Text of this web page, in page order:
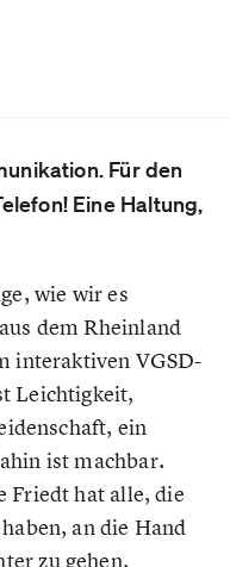
Für den
Eine Haltung,
wie wir es
dem Rheinland
interaktiven VGSD-
Leichtigkeit,
ein
ist machbar.
Friedt hat alle, die
an die Hand
zu gehen.